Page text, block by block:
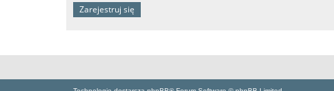
Zarejestruj się